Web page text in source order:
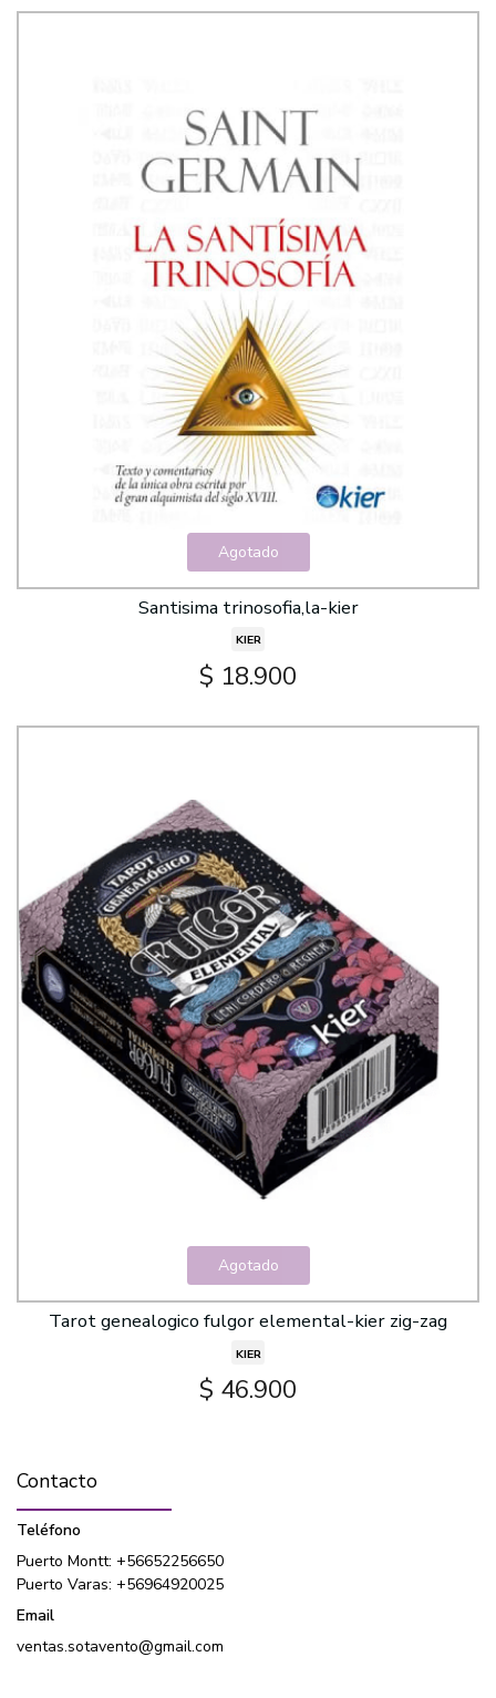
Agotado
Santisima trinosofia,la-kier
KIER
$ 18.900
Agotado
Tarot genealogico fulgor elemental-kier zig-zag
KIER
$ 46.900
Contacto
Teléfono
Puerto Montt: +56652256650
Puerto Varas: +56964920025
Email
ventas.sotavento@gmail.com